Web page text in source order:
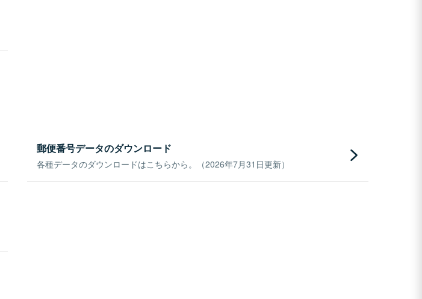
郵便番号データのダウンロード
各種データのダウンロードはこちらから。（2026年7月31日更新）